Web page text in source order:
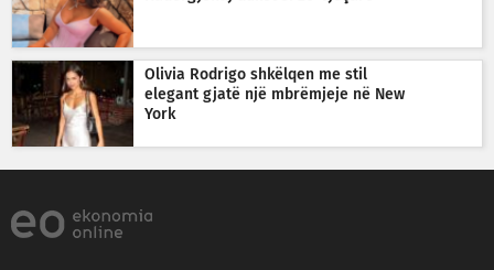
Olivia Rodrigo shkëlqen me stil
elegant gjatë një mbrëmjeje në New
York